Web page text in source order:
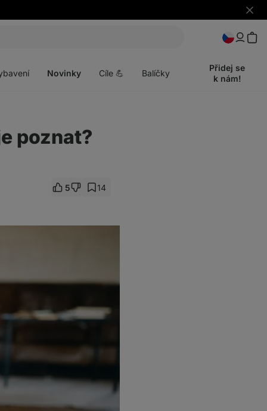
Skrýt
Novinky Cíle 💪 Balíčky
Přidej se
k nám!
poznat?
5 14